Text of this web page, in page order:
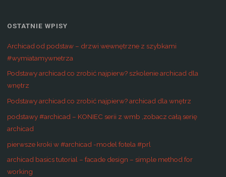
OSTATNIE WPISY
Archicad od podstaw – drzwi wewnętrzne z szybkami
#wymiatamywnetrza
Podstawy archicad co zrobić najpierw? szkolenie archicad dla
wnętrz
Podstawy archicad co zrobić najpierw? archicad dla wnętrz
podstawy #archicad – KONIEC serii z wmb ,zobacz całą serię
archicad
pierwsze kroki w #archicad -model fotela #prl
archicad basics tutorial – facade design – simple method for
working